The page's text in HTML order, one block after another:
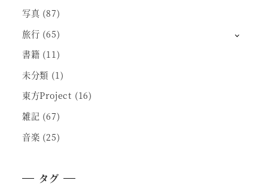
写真 (87)
旅行 (65)
書籍 (11)
未分類 (1)
東方Project (16)
雑記 (67)
音楽 (25)
タグ